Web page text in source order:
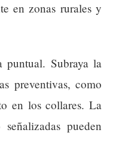
en zonas rurales y
puntual. Subraya la
preventivas, como
en los collares. La
pueden